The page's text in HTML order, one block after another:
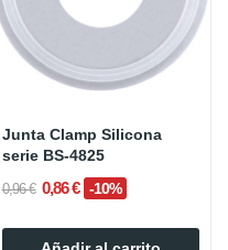
Junta Clamp Silicona
serie BS-4825
0,96 € 0,86 € -10%